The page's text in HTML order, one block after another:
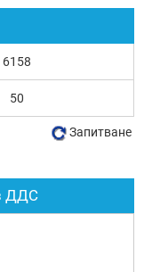
ДДС
6158
50
Запитване